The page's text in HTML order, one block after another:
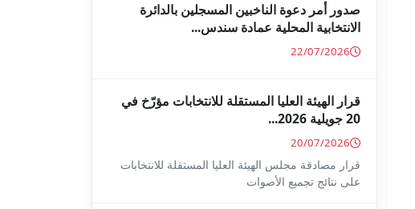
صدور أمر دعوة الناخبين المسجلين بالدائرة
الانتخابية المحلية عمادة سندس...
22/07/2026
قرار الهيئة العليا المستقلة للانتخابات مؤرّخ في
20 جويلية 2026...
20/07/2026
قرار مصادقة مجلس الهيئة العليا المستقلة للانتخابات
على نتائج تجميع الأصوات